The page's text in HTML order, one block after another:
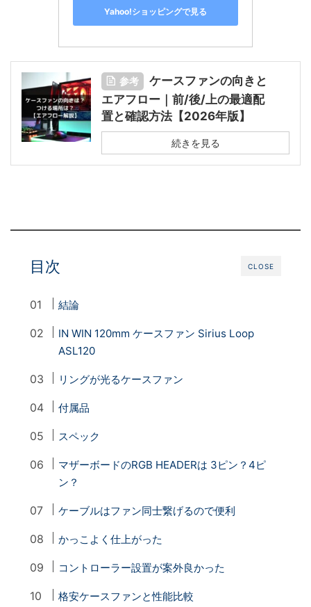
Yahoo!ショッピングで見る
参考
ケースファンの向きと
エアフロー｜前/後/上の最適配
置と確認方法【2026年版】
続きを見る
CLOSE
目次
結論
IN WIN 120mm ケースファン Sirius Loop
ASL120
リングが光るケースファン
付属品
スペック
マザーボードのRGB HEADERは 3ピン？4ピ
ン？
ケーブルはファン同士繋げるので便利
かっこよく仕上がった
コントローラー設置が案外良かった
格安ケースファンと性能比較